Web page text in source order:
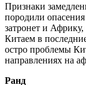
Признаки
породили
затронет и
Китаем в
остро проблемы
направлениях на
Ранд